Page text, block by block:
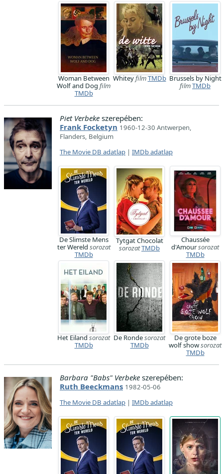
Woman Between
Wolf and Dog film
TMDb
WhiteyfilmTMDb Brussels by Night
filmTMDb
Piet Verbeke szerepében:
Frank Focketyn 1960-12-30 Antwerpen,
Flanders, Belgium
The Movie DB adatlap | IMDb adatlap
De Slimste Mens
ter Wereld sorozat
TMDb
Tytgat Chocolat
sorozatTMDb
Chaussée
d'Amoursorozat
TMDb
Het Eiland sorozat
TMDb
De Rondesorozat
TMDb
De grote boze
wolf showsorozat
TMDb
Barbara "Babs" Verbeke szerepében:
Ruth Beeckmans 1982-05-06
The Movie DB adatlap | IMDb adatlap